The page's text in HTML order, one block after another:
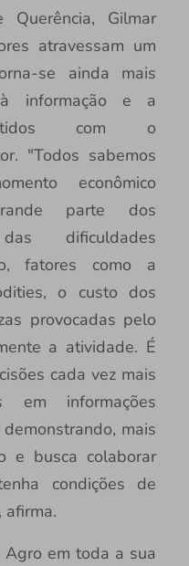
Gilmar
atravessam um
se ainda mais
informação e a
com o
"Todos sabemos
econômico
parte dos
dificuldades
fatores como a
o custo dos
provocadas pelo
a atividade. É
cada vez mais
em informações
mais
e busca colaborar
condições de
afirma.
em toda a sua